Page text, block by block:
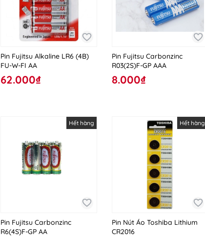
Pin Fujitsu Alkaline LR6 (4B)
FU-W-FI AA
62.000₫
Pin Fujitsu Carbonzinc
R03(2S)F-GP AAA
8.000₫
Hết hàng
Pin Fujitsu Carbonzinc
R6(4S)F-GP AA
Hết hàng
Pin Nút Áo Toshiba Lithium
CR2016